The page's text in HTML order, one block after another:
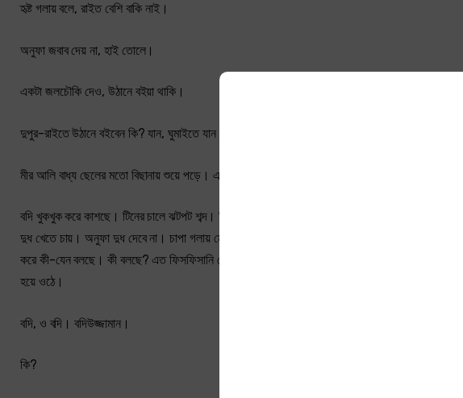
হৃষ্ট গলায় বলে, রাইত বেশি বাকি নাই।
অনুফা জবাব দেয় না, হাই তোলে।
একটা জলচৌকি দেও, উঠানে বইয়া থাকি।
দুপুর-রাইতে উঠানে বইবেন কি? যান, ঘুমাইতে যান।
মীর আলি বাধ্য ছেলের মতো বিছানায় শুয়ে পড়ে। এক বার ঘুম ভাঙলে বাকি রাতটা তার জেগে কাটাতে হয়। সে
বদি খুকখুক করে কাশছে। টিনের চালে ঝটপট শব্দ। কিসের শব্দ? বানর? চৌকির নিচে সবগুলি হাঁস একসঙ্গে
দুধ খেতে চায়। অনুফা দুধ দেবে না। চাপা গলায় মেয়েকে শাসাচ্ছে। বদি আবার কাশছে। ঠান্ডা লেগেছে
করে কী-যেন বলছে। কী বলছে? এত ফিসফিসানি কেন? মীর আলি কান খাড়া করে শোনার চেষ্টা করে। কাক
হয়ে ওঠে।
বদি, ও বদি। বদিউজ্জামান।
কি?